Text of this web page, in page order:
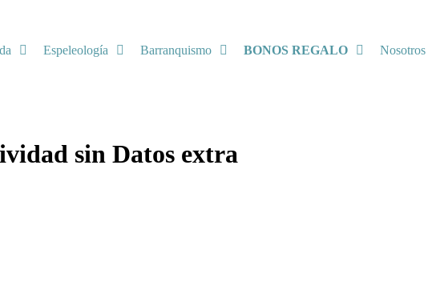
Espeleología Barranquismo BONOS REGALO Nosotros
sin Datos extra